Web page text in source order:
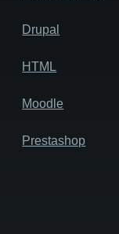
Drupal
HTML
Moodle
Prestashop